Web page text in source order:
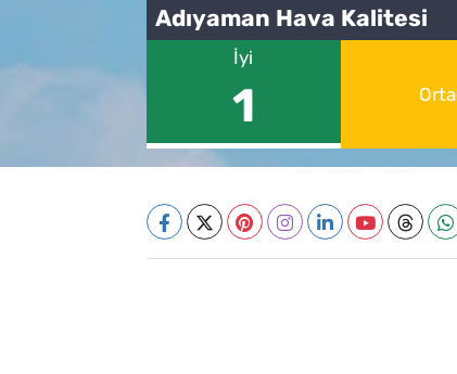
Adıyaman Hava Kalitesi
İyi
1 Orta